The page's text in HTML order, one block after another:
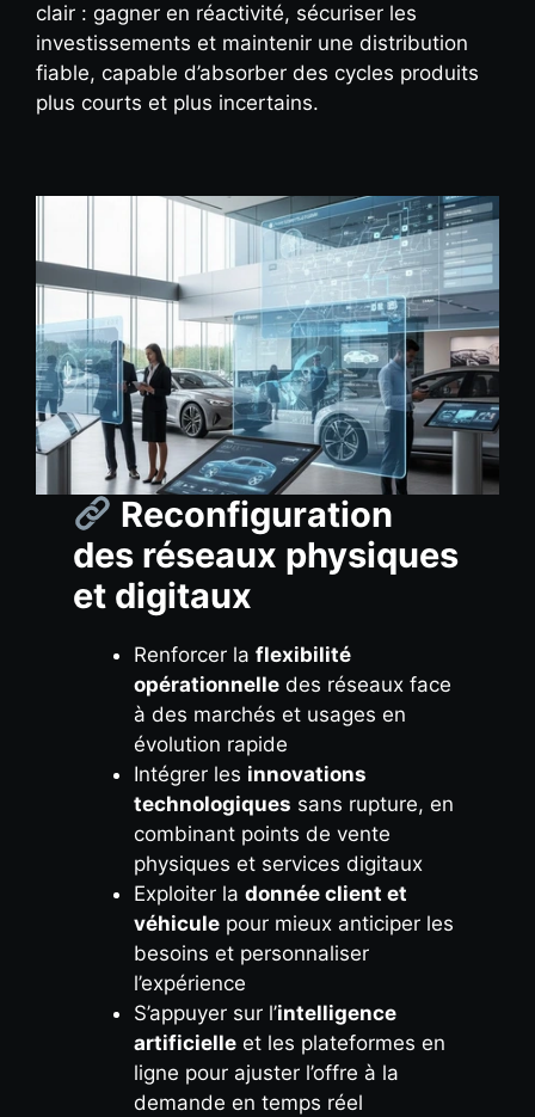
clair : gagner en réactivité, sécuriser les
investissements et maintenir une distribution
fiable, capable d’absorber des cycles produits
plus courts et plus incertains.
Reconfiguration
des réseaux physiques
et digitaux
Renforcer laflexibilité
opérationnelle des réseaux face
à des marchés et usages en
évolution rapide
Intégrer les innovations
technologiques sans rupture, en
combinant points de vente
physiques et services digitaux
Exploiter ladonnée client et
véhicule pour mieux anticiper les
besoins et personnaliser
l’expérience
S’appuyer sur l’intelligence
artificielle et les plateformes en
ligne pour ajuster l’offre à la
demande en temps réel